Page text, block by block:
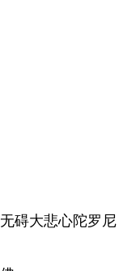
碍大悲心陀罗尼